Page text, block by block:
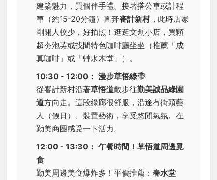
建築魅力，買個伴手禮。接著搭公車或計程
車（約15-20分鐘）直奔審計新村，此時店家
剛開人較少，好拍照！逛逛文創小店，買顆
超夯泡芙或找間特色咖啡廳坐坐（推薦「成
真咖啡」或「艸水木堂」）。
10:30 - 12:00： 漫步草悟綠帶
從審計新村沿著草悟道散步往勤美誠品綠園
道方向走。這段綠廊很舒服，沿途有街頭藝
人（假日）、裝置藝術，享受悠閒氣氛。在
勤美商圈感受一下活力。
12:00 - 13:30： 午餐時間！草悟道周邊覓
食
勤美周邊美食爆炸多！平價推薦： 春水堂